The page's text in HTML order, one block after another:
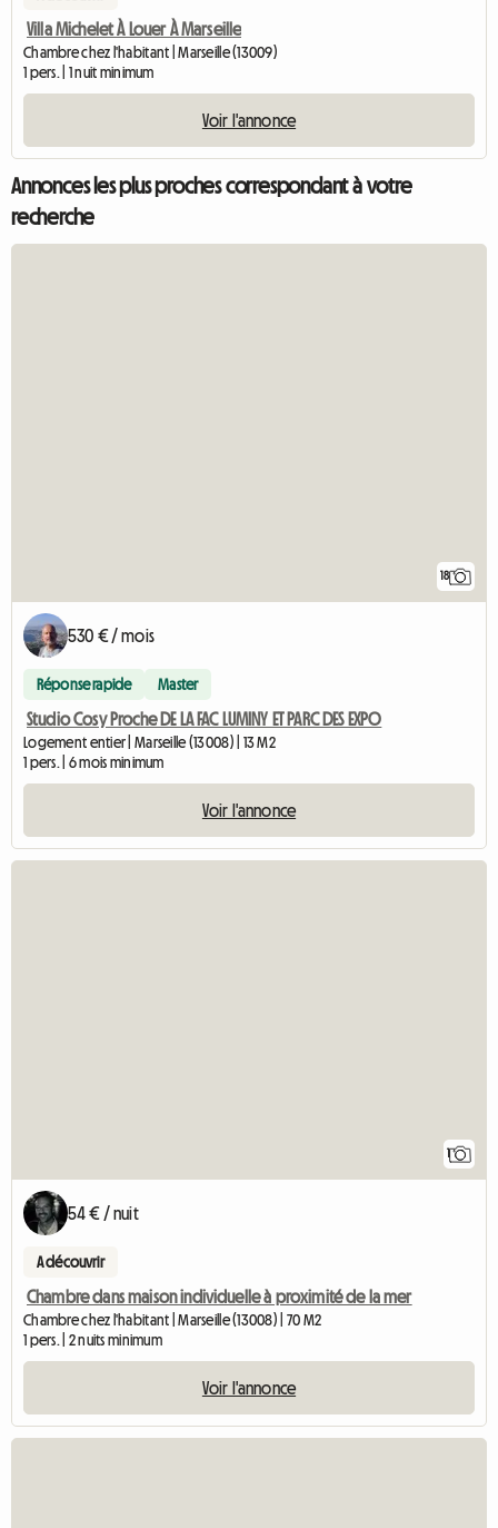
Villa Michelet À Louer À Marseille
Chambre chez l'habitant | Marseille (13009)
1 pers. | 1 nuit minimum
Voir l'annonce
Annonces les plus proches correspondant à votre
recherche
18
530 € / mois
Réponse rapide Master
Studio Cosy Proche DE LA FAC LUMINY ET PARC DES EXPO
Logement entier | Marseille (13008) | 13 M2
1 pers. | 6 mois minimum
Voir l'annonce
1
54 € / nuit
A découvrir
Chambre dans maison individuelle à proximité de la mer
Chambre chez l'habitant | Marseille (13008) | 70 M2
1 pers. | 2 nuits minimum
Voir l'annonce